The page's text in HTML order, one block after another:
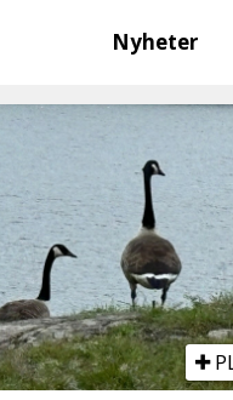
Nyheter